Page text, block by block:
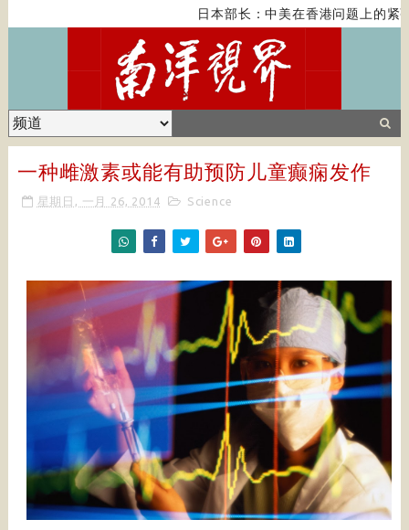
日本部长：中美在香港问题上的紧
一种雌激素或能有助预防儿童癫痫发作
星期日, 一月 26, 2014 Science